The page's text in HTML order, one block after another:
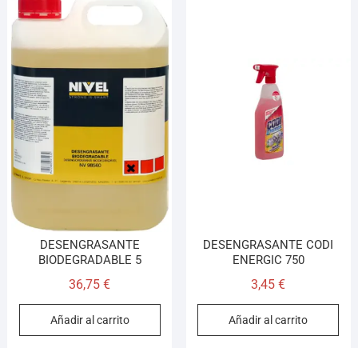
DESENGRASANTE
BIODEGRADABLE 5
36,75€
Añadir al carrito
DESENGRASANTE CODI
ENERGIC 750
3,45€
Añadir al carrito